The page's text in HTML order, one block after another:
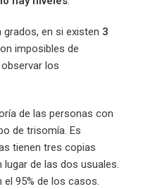
en si existen 3
imposibles de
los
de las personas con
de trisomía. Es
tienen tres copias
de las dos usuales.
el 95% de los casos.